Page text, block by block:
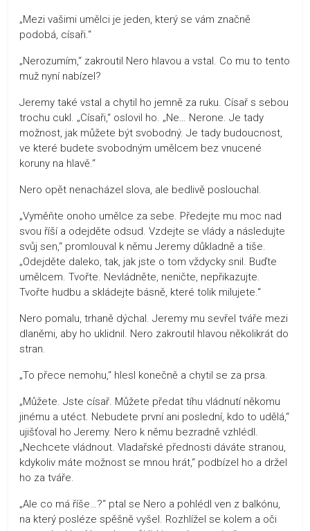
„Mezi vašimi umělci je jeden, který se vám značně
podobá, císaři.“
„Nerozumím,“ zakroutil Nero hlavou a vstal. Co mu to tento
muž nyní nabízel?
Jeremy také vstal a chytil ho jemně za ruku. Císař s sebou
trochu cukl. „Císaři,“ oslovil ho. „Ne… Nerone. Je tady
možnost, jak můžete být svobodný. Je tady budoucnost,
ve které budete svobodným umělcem bez vnucené
koruny na hlavě.“
Nero opět nenacházel slova, ale bedlivě poslouchal.
„Vyměňte onoho umělce za sebe. Předejte mu moc nad
svou říší a odejděte odsud. Vzdejte se vlády a následujte
svůj sen,“ promlouval k němu Jeremy důkladně a tiše.
„Odejděte daleko, tak, jak jste o tom vždycky snil. Buďte
umělcem. Tvořte. Nevládněte, neničte, nepřikazujte.
Tvořte hudbu a skládejte básně, které tolik milujete.“
Nero pomalu, trhaně dýchal. Jeremy mu sevřel tváře mezi
dlaněmi, aby ho uklidnil. Nero zakroutil hlavou několikrát do
stran.
„To přece nemohu,“ hlesl konečně a chytil se za prsa.
„Můžete. Jste císař. Můžete předat tíhu vládnutí někomu
jinému a utéct. Nebudete první ani poslední, kdo to udělá,“
ujišťoval ho Jeremy. Nero k němu bezradně vzhlédl.
„Nechcete vládnout. Vladařské přednosti dáváte stranou,
kdykoliv máte možnost se mnou hrát,“ podbízel ho a držel
ho za tváře.
„Ale co má říše…?“ ptal se Nero a pohlédl ven z balkónu,
na který posléze spěšně vyšel. Rozhlížel se kolem a oči